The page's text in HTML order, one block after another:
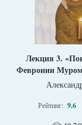
Лекция 3.
Февронии
Рейтинг: 9.6